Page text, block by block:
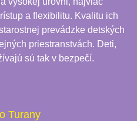
a flexibilitu. Kvalitu ich
prevádzke detských
priestranstvách. Deti,
sú tak v bezpečí.
Turany